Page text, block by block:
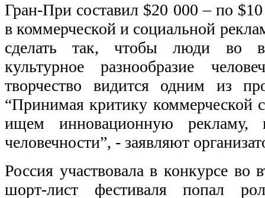
Гран-При составил $20 000 – по
в коммерческой и социальной
сделать так, чтобы люди во
культурное разнообразие
творчество видится одним из
“Принимая критику
ищем инновационную рекламу,
человечности”, - заявляют
Россия участвовала в конкурсе во
шорт-лист фестиваля попал